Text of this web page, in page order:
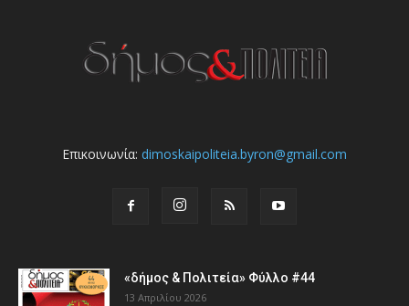
Επικοινωνία: dimoskaipoliteia.byron@gmail.com
«δήμος & Πολιτεία» Φύλλο #44
13 Απριλίου 2026